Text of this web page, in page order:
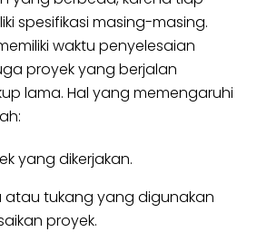
spesifikasi masing-masing.
waktu penyelesaian
proyek yang berjalan
lama. Hal yang memengaruhi
yang dikerjakan.
atau tukang yang digunakan
proyek.